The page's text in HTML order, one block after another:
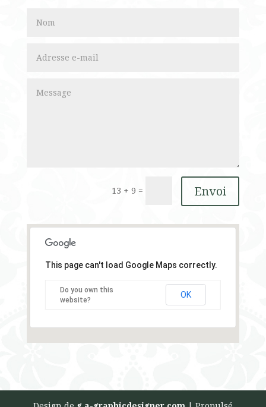
Envoi
13 + 9 =
This page can't load Google Maps correctly.
Do you own this
website?
OK